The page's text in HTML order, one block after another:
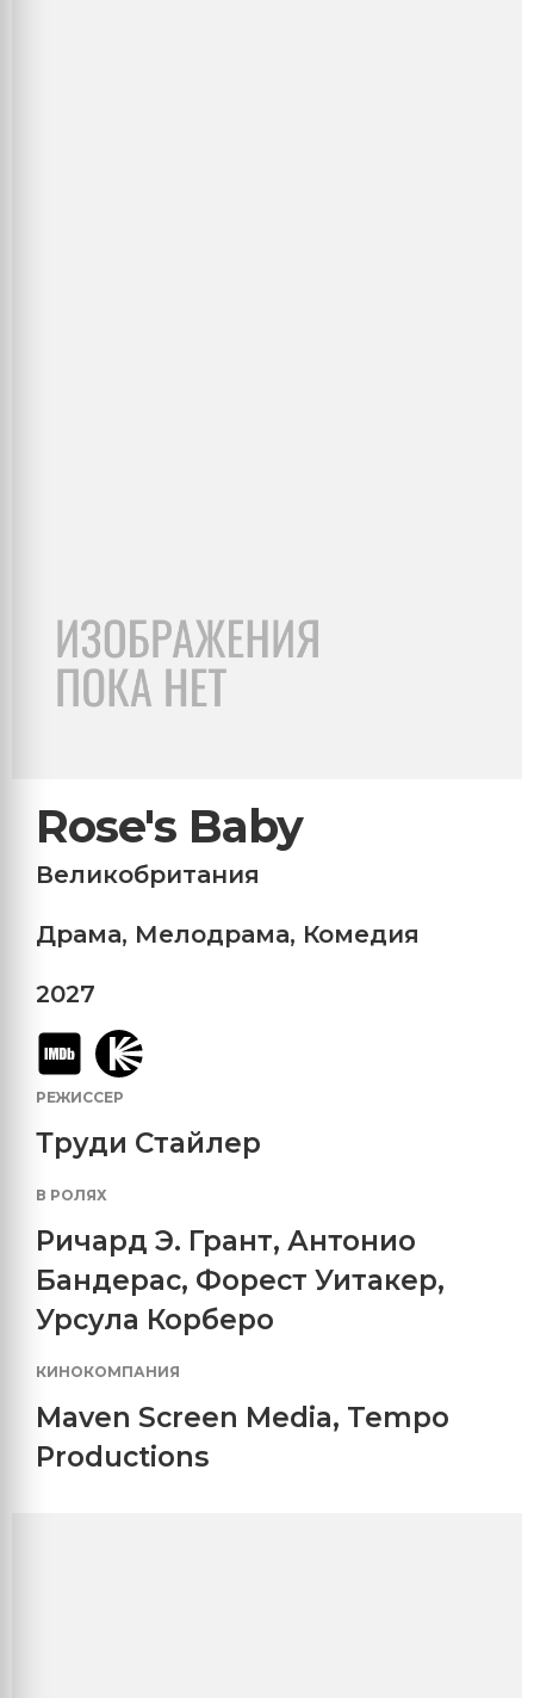
Rose's Baby
Великобритания
Драма, Мелодрама, Комедия
2027
РЕЖИССЕР
Труди Стайлер
В РОЛЯХ
Ричард Э. Грант, Антонио
Бандерас, Форест Уитакер,
Урсула Корберо
КИНОКОМПАНИЯ
Maven Screen Media, Tempo
Productions